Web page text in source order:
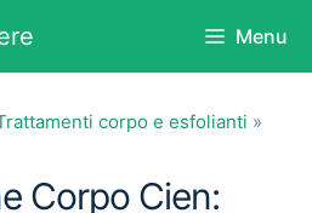
Menu
corpo e esfolianti »
Corpo Cien: